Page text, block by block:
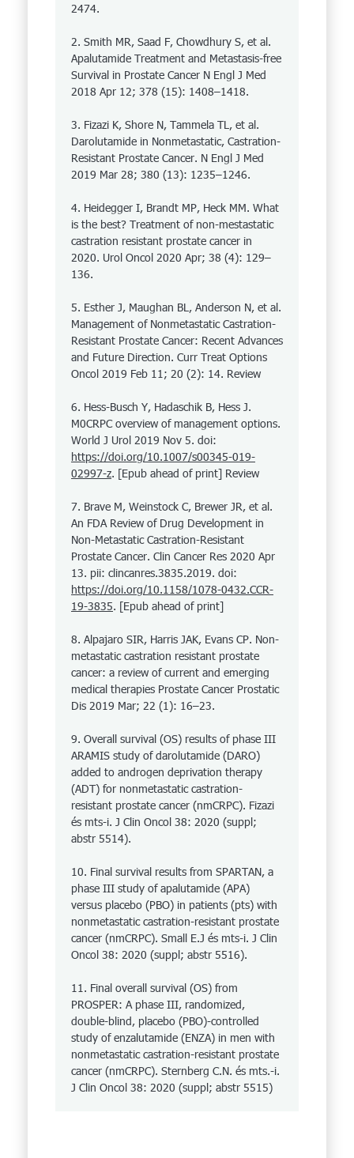
2474.
2. Smith MR, Saad F, Chowdhury S, et al.
Apaluta­mide Treatment and Metastasis-free
Survival in Prostate Cancer N Engl J Med
2018 Apr 12; 378 (15): 1408–1418.
3. Fizazi K, Shore N, Tammela TL, et al.
Darolutamide in Nonmetastatic, Castration-
Resistant Prostate Cancer. N Engl J Med
2019 Mar 28; 380 (13): 1235–1246.
4. Heidegger I, Brandt MP, Heck MM. What
is the best? Treatment of non-mestastatic
castration resistant prostate cancer in
2020. Urol Oncol 2020 Apr; 38 (4): 129–
136.
5. Esther J, Maughan BL, Anderson N, et al.
Mana­gement of Nonmetastatic Castration-
Resistant Pros­tate Cancer: Recent Advances
and Future Direction. Curr Treat Options
Oncol 2019 Feb 11; 20 (2): 14. Review
6. Hess-Busch Y, Hadaschik B, Hess J.
M0CRPC overview of management options.
World J Urol 2019 Nov 5. doi:
https://doi.org/10.1007/s00345-019-
02997-z. [Epub ahead of print] Review
7. Brave M, Weinstock C, Brewer JR, et al.
An FDA Review of Drug Development in
Non-Metastatic Castration-Resistant
Prostate Cancer. Clin Cancer Res 2020 Apr
13. pii: clincanres.3835.2019. doi:
https://doi.org/10.1158/1078-0432.CCR-
19-3835. [Epub ahead of print]
8. Alpajaro SIR, Harris JAK, Evans CP. Non-
metastatic castration resistant prostate
cancer: a review of current and emerging
medical therapies Prostate Cancer Prostatic
Dis 2019 Mar; 22 (1): 16–23.
9. Overall survival (OS) results of phase III
ARAMIS study of darolutamide (DARO)
added to androgen deprivation therapy
(ADT) for nonmetastatic castration-
resistant prostate cancer (nmCRPC). Fizazi
és mts-i. J Clin Oncol 38: 2020 (suppl;
abstr 5514).
10. Final survival results from SPARTAN, a
phase III study of apalutamide (APA)
versus placebo (PBO) in patients (pts) with
nonmetastatic castration-resistant prostate
cancer (nmCRPC). Small E.J és mts-i. J Clin
Oncol 38: 2020 (suppl; abstr 5516).
11. Final overall survival (OS) from
PROSPER: A phase III, randomized,
double-blind, placebo (PBO)-controlled
study of enzalutamide (ENZA) in men with
nonmetastatic castration-resistant prostate
cancer (nmCRPC). Sternberg C.N. és mts.-i.
J Clin Oncol 38: 2020 (suppl; abstr 5515)